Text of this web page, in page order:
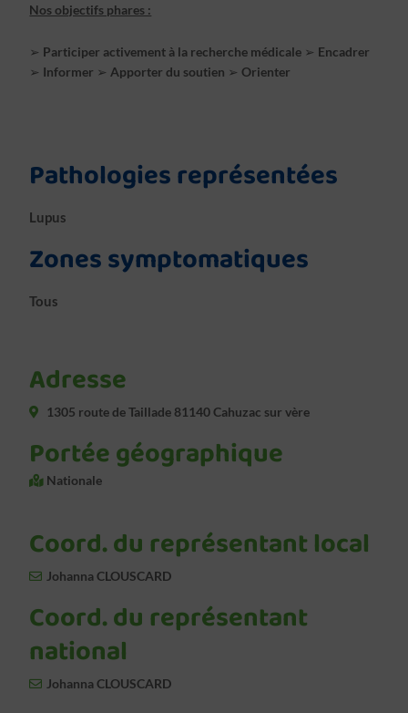
Nos objectifs phares :
➢ Participer activement à la recherche médicale ➢ Encadrer
➢ Informer ➢ Apporter du soutien ➢ Orienter
Pathologies représentées
Lupus
Zones symptomatiques
Tous
Adresse
1305 route de Taillade 81140 Cahuzac sur vère
Portée géographique
Nationale
Coord. du représentant local
Johanna CLOUSCARD
Coord. du représentant
national
Johanna CLOUSCARD